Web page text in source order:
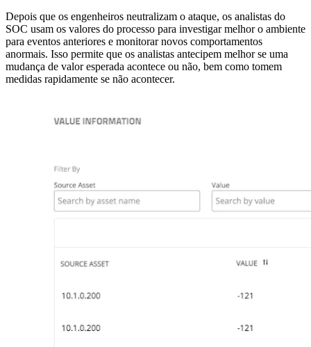
Depois que os engenheiros neutralizam o ataque, os analistas do
SOC usam os valores do processo para investigar melhor o ambiente
para eventos anteriores e monitorar novos comportamentos
anormais. Isso permite que os analistas antecipem melhor se uma
mudança de valor esperada acontece ou não, bem como tomem
medidas rapidamente se não acontecer.